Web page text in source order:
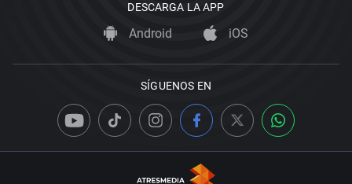
DESCARGA LA APP
Android iOS
SÍGUENOS EN